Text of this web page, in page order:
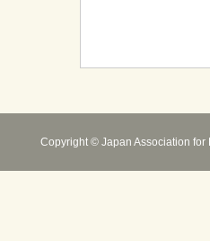
Copyright © Japan Association